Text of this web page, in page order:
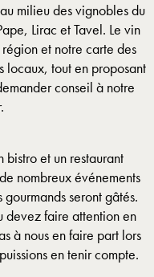
milieu des vignobles du
Lirac et Tavel. Le vin
et notre carte des
locaux, tout en proposant
conseil à notre
bistro et un restaurant
nombreux événements
seront gâtés.
devez faire attention en
à nous en faire part lors
en tenir compte.